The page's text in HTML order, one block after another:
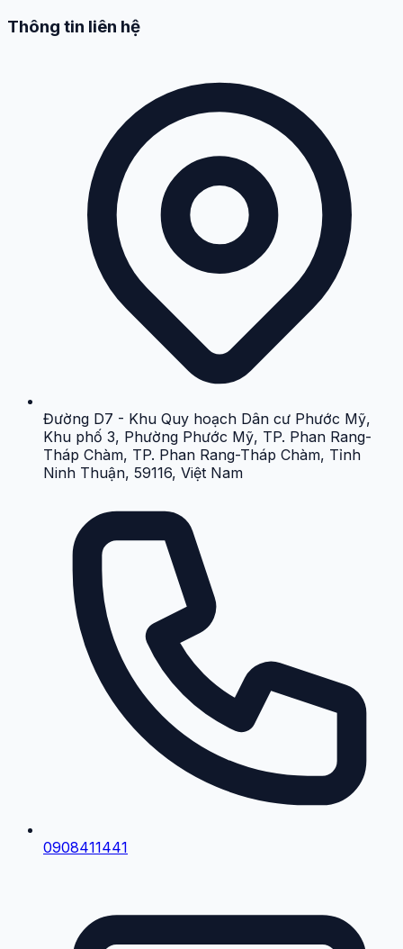
Thông tin liên hệ
Đường D7 - Khu Quy hoạch Dân cư Phước Mỹ,
Khu phố 3, Phường Phước Mỹ, TP. Phan Rang-
Tháp Chàm, TP. Phan Rang-Tháp Chàm, Tỉnh
Ninh Thuận, 59116, Việt Nam
0908411441